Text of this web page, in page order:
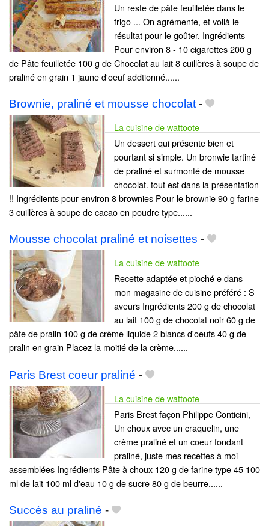
Un reste de pâte feuilletée dans le
frigo ... On agrémente, et voilà le
résultat pour le goûter. Ingrédients
Pour environ 8 - 10 cigarettes 200 g
de Pâte feuilletée 100 g de Chocolat au lait 8 cuillères à soupe de
praliné en grain 1 jaune d'oeuf addtionné......
Brownie, praliné et mousse chocolat -
La cuisine de wattoote
Un dessert qui présente bien et
pourtant si simple. Un bronwie tartiné
de praliné et surmonté de mousse
chocolat. tout est dans la présentation
!! Ingrédients pour environ 8 brownies Pour le brownie 90 g farine
3 cuillères à soupe de cacao en poudre type......
Mousse chocolat praliné et noisettes -
La cuisine de wattoote
Recette adaptée et pioché e dans
mon magasine de cuisine préféré : S
aveurs Ingrédients 200 g de chocolat
au lait 100 g de chocolat noir 60 g de
pâte de pralin 100 g de crème liquide 2 blancs d'oeufs 40 g de
pralin en grain Placez la moitié de la crème......
Paris Brest coeur praliné -
La cuisine de wattoote
Paris Brest façon Philippe Conticini,
Un choux avec un craquelin, une
crème praliné et un coeur fondant
praliné, juste mes recettes à moi
assemblées Ingrédients Pâte à choux 120 g de farine type 45 100
ml de lait 100 ml d'eau 10 g de sucre 80 g de beurre......
Succès au praliné -